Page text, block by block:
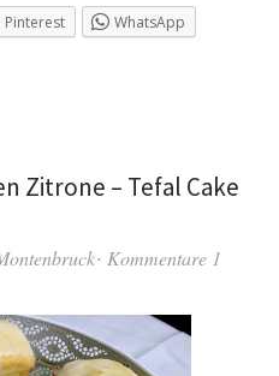
Pinterest
WhatsApp
Zitrone – Tefal Cake
Kommentare 1